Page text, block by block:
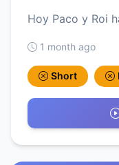
Hoy Paco y Roi
1 month ago
Short